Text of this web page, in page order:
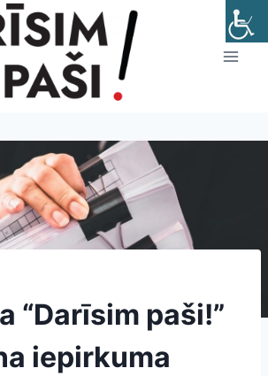
“Darīsim paši!”
iepirkuma